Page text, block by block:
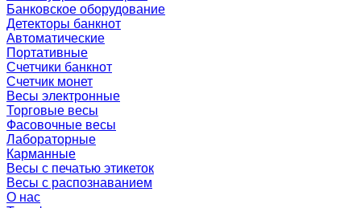
Банковское оборудование
Детекторы банкнот
Автоматические
Портативные
Счетчики банкнот
Счетчик монет
Весы электронные
Торговые весы
Фасовочные весы
Лабораторные
Карманные
Весы с печатью этикеток
Весы с распознаванием
О нас